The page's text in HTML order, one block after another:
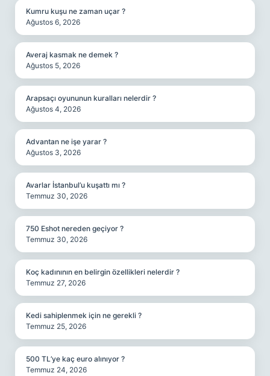
Kumru kuşu ne zaman uçar ?
Ağustos 6, 2026
Averaj kasmak ne demek ?
Ağustos 5, 2026
Arapsaçı oyununun kuralları nelerdir ?
Ağustos 4, 2026
Advantan ne işe yarar ?
Ağustos 3, 2026
Avarlar İstanbul’u kuşattı mı ?
Temmuz 30, 2026
750 Eshot nereden geçiyor ?
Temmuz 30, 2026
Koç kadınının en belirgin özellikleri nelerdir ?
Temmuz 27, 2026
Kedi sahiplenmek için ne gerekli ?
Temmuz 25, 2026
500 TL’ye kaç euro alınıyor ?
Temmuz 24, 2026